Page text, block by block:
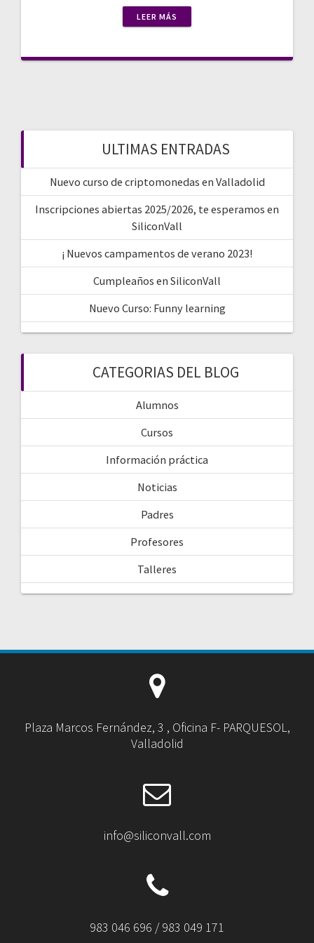
LEER MÁS
ULTIMAS ENTRADAS
Nuevo curso de criptomonedas en Valladolid
Inscripciones abiertas 2025/2026, te esperamos en
SiliconVall
¡ Nuevos campamentos de verano 2023!
Cumpleaños en SiliconVall
Nuevo Curso: Funny learning
CATEGORIAS DEL BLOG
Alumnos
Cursos
Información práctica
Noticias
Padres
Profesores
Talleres
Plaza Marcos Fernández, 3 , Oficina F- PARQUESOL,
Valladolid
info@siliconvall.com
983 046 696 / 983 049 171